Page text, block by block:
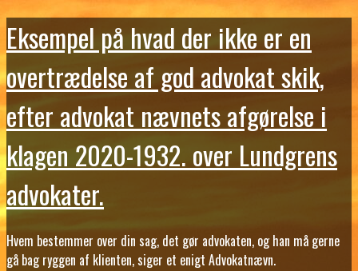
Eksempel på hvad der ikke er en
overtrædelse af god advokat skik,
efter advokat nævnets afgørelse i
klagen 2020-1932. over Lundgrens
advokater.
Hvem bestemmer over din sag, det gør advokaten, og han må gerne
gå bag ryggen af klienten, siger et enigt Advokatnævn.